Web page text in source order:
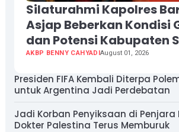
Silaturahmi Kapolres
Asjap Beberkan Kondisi
dan Potensi Kabupaten
AKBP BENNY CAHYADIAugust 01, 2026
Presiden FIFA Kembali Diterpa
untuk Argentina Jadi Perdebatan
Jadi Korban Penyiksaan di Penjara
Dokter Palestina Terus Memburuk